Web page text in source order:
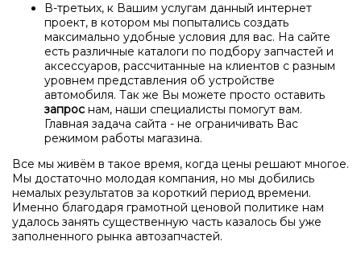
В-третьих, к Вашим услугам данный интернет
проект, в котором мы попытались создать
максимально удобные условия для вас. На сайте
есть различные каталоги по подбору запчастей и
аксессуаров, рассчитанные на клиентов с разным
уровнем представления об устройстве
автомобиля. Так же Вы можете просто оставить
запрос нам, наши специалисты помогут вам.
Главная задача сайта - не ограничивать Вас
режимом работы магазина.
Все мы живём в такое время, когда цены решают многое.
Мы достаточно молодая компания, но мы добились
немалых результатов за короткий период времени.
Именно благодаря грамотной ценовой политике нам
удалось занять существенную часть казалось бы уже
заполненного рынка автозапчастей.